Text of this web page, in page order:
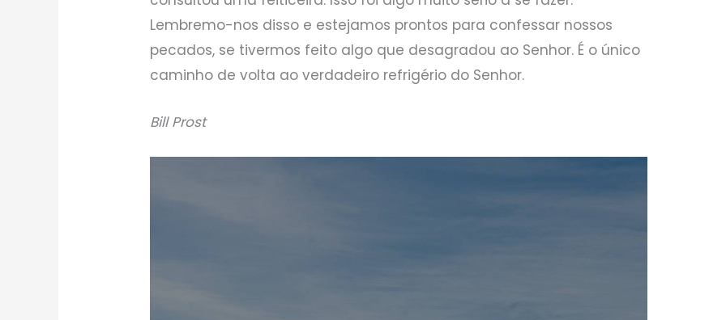
Lembremo-nos disso e estejamos prontos para confessar nossos
pecados, se tivermos feito algo que desagradou ao Senhor. É o único
caminho de volta ao verdadeiro refrigério do Senhor.
Bill Prost